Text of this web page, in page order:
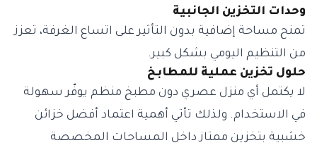
وحدات التخزين الجانبية
تمنح مساحة إضافية بدون التأثير على اتساع الغرفة، تعزز
من التنظيم اليومي بشكل كبير.
حلول تخزين عملية للمطابخ
لا يكتمل أي منزل عصري دون مطبخ منظم يوفّر سهولة
في الاستخدام. ولذلك تأتي أهمية اعتماد أفضل خزائن
خشبية بتخزين ممتاز داخل المساحات المخصصة